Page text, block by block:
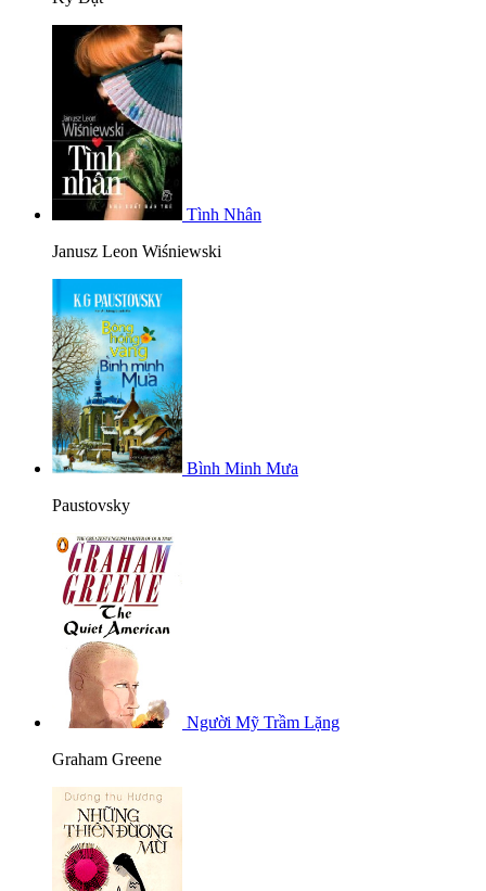
Tình Nhân
Janusz Leon Wiśniewski
Bình Minh Mưa
Paustovsky
Người Mỹ Trầm Lặng
Graham Greene